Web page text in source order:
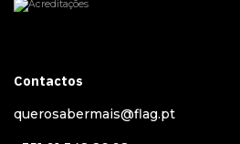
Contactos
querosabermais@flag.pt